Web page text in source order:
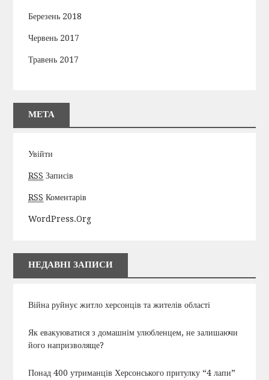
Березень 2018
Червень 2017
Травень 2017
МЕТА
Увійти
RSS Записів
RSS Коментарів
WordPress.org
НЕДАВНІ ЗАПИСИ
Війна руйнує житло херсонців та жителів області
Як евакуюватися з домашнім улюбленцем, не залишаючи
його напризволяще?
Понад 400 утриманців Херсонського притулку “4 лапи”